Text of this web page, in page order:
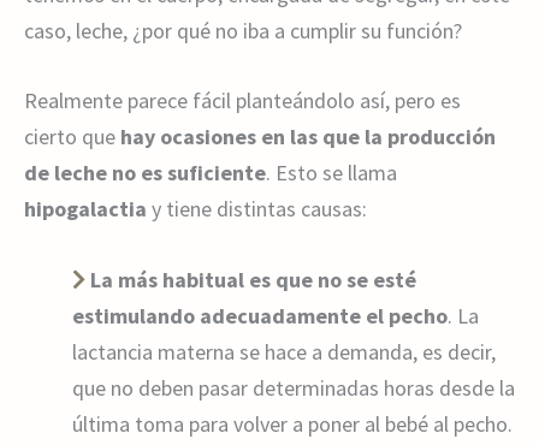
caso, leche, ¿por qué no iba a cumplir su función?
Realmente parece fácil planteándolo así, pero es
cierto que hay ocasiones en las que la producción
de leche no es suficiente. Esto se llama
hipogalactia y tiene distintas causas:
La más habitual es que no se esté
estimulando adecuadamente el pecho. La
lactancia materna se hace a demanda, es decir,
que no deben pasar determinadas horas desde la
última toma para volver a poner al bebé al pecho.